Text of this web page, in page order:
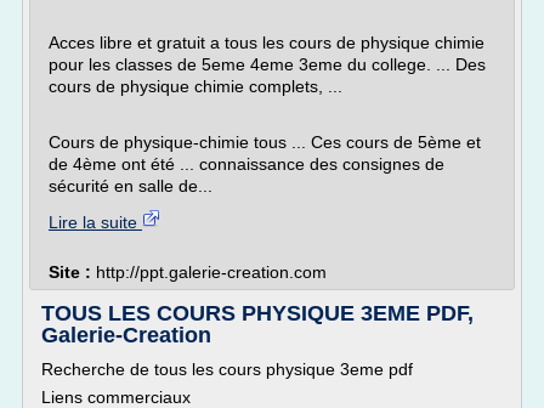
Acces libre et gratuit a tous les cours de physique chimie
pour les classes de 5eme 4eme 3eme du college. ... Des
cours de physique chimie complets, ...
Cours de physique-chimie tous ... Ces cours de 5ème et
de 4ème ont été ... connaissance des consignes de
sécurité en salle de...
Lire la suite
Site : http://ppt.galerie-creation.com
TOUS LES COURS PHYSIQUE 3EME PDF,
Galerie-Creation
Recherche de tous les cours physique 3eme pdf
Liens commerciaux